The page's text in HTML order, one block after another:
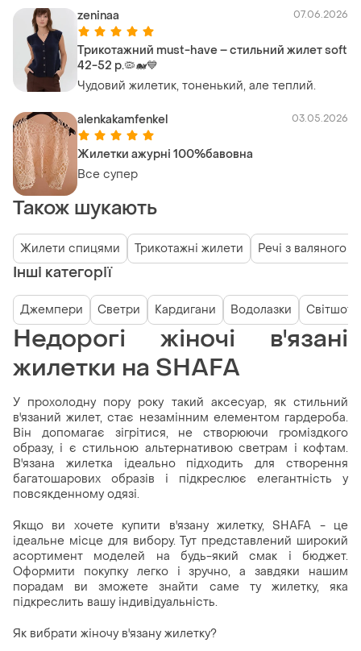
zeninaa 07.06.2026
Трикотажний must-have – стильний жилет soft
42-52 р.🦠🐋💙
Чудовий жилетик, тоненький, але теплий.
alenkakamfenkel 03.05.2026
Жилетки ажурні 100%бавовна
Все супер
Також шукають
Жилети спицями Трикотажні жилети Речі з валяного
Інші категорії
Джемпери Светри Кардигани Водолазки Світшоти
Недорогі жіночі в'язані
жилетки на SHAFA
У прохолодну пору року такий аксесуар, як стильний
в'язаний жилет, стає незамінним елементом гардероба.
Він допомагає зігрітися, не створюючи громіздкого
образу, і є стильною альтернативою светрам і кофтам.
В'язана жилетка ідеально підходить для створення
багатошарових образів і підкреслює елегантність у
повсякденному одязі.
Якщо ви хочете купити в'язану жилетку, SHAFA - це
ідеальне місце для вибору. Тут представлений широкий
асортимент моделей на будь-який смак і бюджет.
Оформити покупку легко і зручно, а завдяки нашим
порадам ви зможете знайти саме ту жилетку, яка
підкреслить вашу індивідуальність.
Як вибрати жіночу в'язану жилетку?